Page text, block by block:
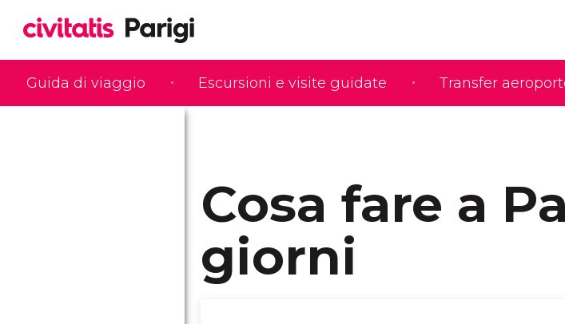
Guida di viaggio Escursioni e visite guidate Transfer
Cosa fare a
giorni